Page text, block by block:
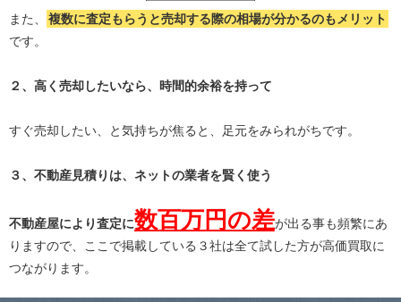
また、 複数に査定もらうと売却する際の相場が分かるのもメリット
です。
２、高く売却したいなら、時間的余裕を持って
すぐ売却したい、と気持ちが焦ると、足元をみられがちです。
３、不動産見積りは、ネットの業者を賢く使う
不動産屋により査定に数百万円の差が出る事も頻繁にあ
りますので、ここで掲載している３社は全て試した方が高価買取に
つながります。